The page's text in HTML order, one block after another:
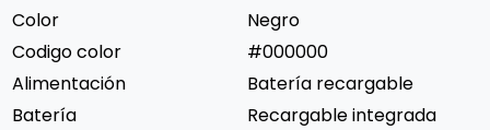
Color
Negro
Codigo color
#000000
Alimentación
Batería recargable
Batería
Recargable integrada